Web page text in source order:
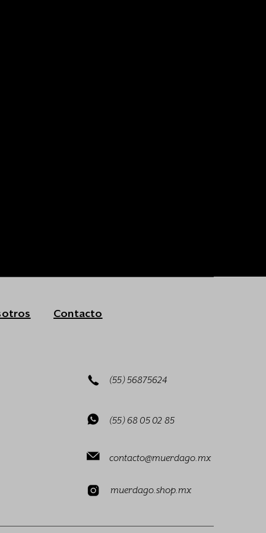
Contacto
(55) 56875624
(55) 68 05 02 85
contacto@muerdago.mx
muerdago.shop.mx